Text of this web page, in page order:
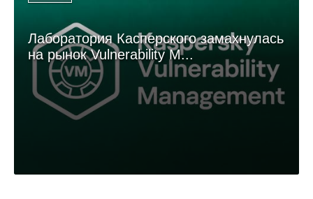
Лаборатория Касперского замахнулась
на рынок Vulnerability M...